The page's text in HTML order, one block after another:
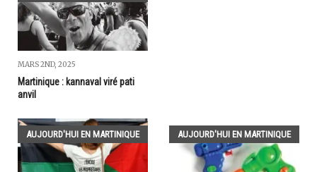
MARS 2ND, 2025
Martinique : kannaval viré pati
anvil
AUJOURD'HUI EN MARTINIQUE AUJOURD'HUI EN MARTINIQUE